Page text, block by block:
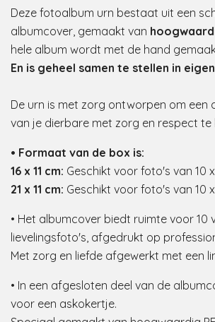
Deze fotoalbum urn bestaat uit een
albumcover, gemaakt van
hele album wordt met de hand
En is geheel samen te stellen in
De urn is met zorg ontworpen om een
van je dierbare met zorg en respect te
• Formaat van de box is:
16 x 11 cm: Geschikt voor foto's van 10
21 x 11 cm: Geschikt voor foto's van 10
• Het albumcover biedt ruimte voor 10
lievelingsfoto's, afgedrukt op
Met zorg en liefde afgewerkt met een
• In een afgesloten deel van de
voor een askokertje.